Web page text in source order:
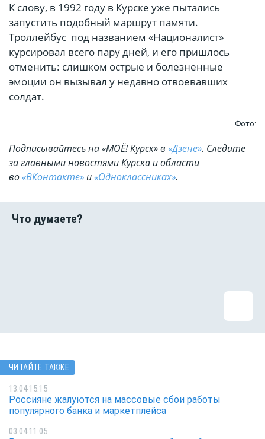
К слову, в 1992 году в Курске уже пытались
запустить подобный маршрут памяти.
Троллейбус под названием «Националист»
курсировал всего пару дней, и его пришлось
отменить: слишком острые и болезненные
эмоции он вызывал у недавно отвоевавших
солдат.
Фото:
Подписывайтесь на «МОЁ! Курск» в «Дзене». Cледите
за главными новостями Курска и области
во«ВКонтакте» и«Одноклассниках».
ЧИТАЙТЕ ТАКЖЕ
13.04 15:15
Россияне жалуются на массовые сбои работы
популярного банка и маркетплейса
03.04 11:05